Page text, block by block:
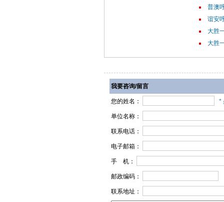
普澳
谊安
大胜
大胜
我要咨询/留言
您的姓名： *
单位名称：
联系电话：
电子邮箱：
手 机：
邮政编码：
联系地址：